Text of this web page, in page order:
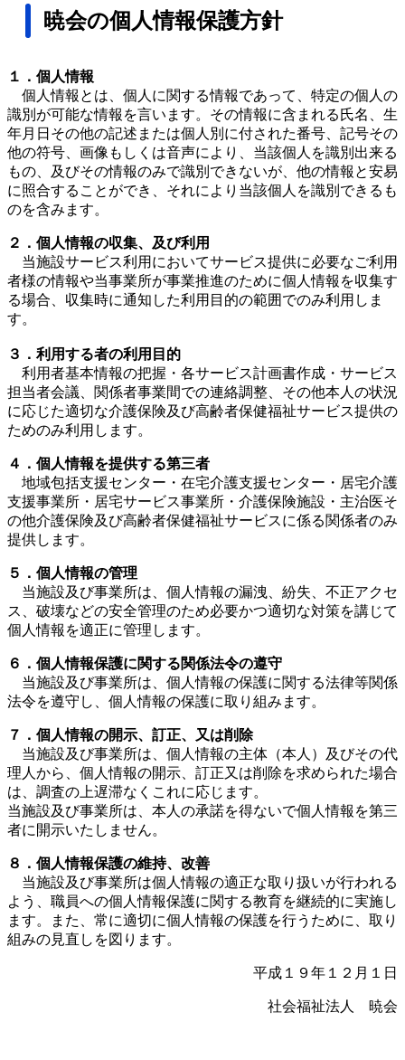
暁会の個人情報保護方針
１．個人情報
個人情報とは、個人に関する情報であって、特定の個人の
識別が可能な情報を言います。その情報に含まれる氏名、生
年月日その他の記述または個人別に付された番号、記号その
他の符号、画像もしくは音声により、当該個人を識別出来る
もの、及びその情報のみで識別できないが、他の情報と安易
に照合することができ、それにより当該個人を識別できるも
のを含みます。
２．個人情報の収集、及び利用
当施設サービス利用においてサービス提供に必要なご利用
者様の情報や当事業所が事業推進のために個人情報を収集す
る場合、収集時に通知した利用目的の範囲でのみ利用しま
す。
３．利用する者の利用目的
利用者基本情報の把握・各サービス計画書作成・サービス
担当者会議、関係者事業間での連絡調整、その他本人の状況
に応じた適切な介護保険及び高齢者保健福祉サービス提供の
ためのみ利用します。
４．個人情報を提供する第三者
地域包括支援センター・在宅介護支援センター・居宅介護
支援事業所・居宅サービス事業所・介護保険施設・主治医そ
の他介護保険及び高齢者保健福祉サービスに係る関係者のみ
提供します。
５．個人情報の管理
当施設及び事業所は、個人情報の漏洩、紛失、不正アクセ
ス、破壊などの安全管理のため必要かつ適切な対策を講じて
個人情報を適正に管理します。
６．個人情報保護に関する関係法令の遵守
当施設及び事業所は、個人情報の保護に関する法律等関係
法令を遵守し、個人情報の保護に取り組みます。
７．個人情報の開示、訂正、又は削除
当施設及び事業所は、個人情報の主体（本人）及びその代
理人から、個人情報の開示、訂正又は削除を求められた場合
は、調査の上遅滞なくこれに応じます。
当施設及び事業所は、本人の承諾を得ないで個人情報を第三
者に開示いたしません。
８．個人情報保護の維持、改善
当施設及び事業所は個人情報の適正な取り扱いが行われる
よう、職員への個人情報保護に関する教育を継続的に実施し
ます。また、常に適切に個人情報の保護を行うために、取り
組みの見直しを図ります。
平成１９年１２月１日
社会福祉法人 暁会